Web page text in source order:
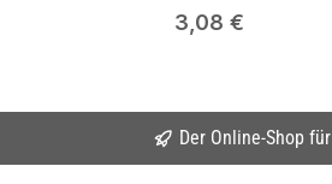
Regulärer Preis:
3,08 €
Der Online-Shop